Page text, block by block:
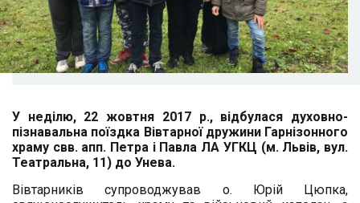
У неділю, 22 жовтня 2017 р., відбулася духовно-
пізнавальна поїздка Вівтарної дружини Гарнізонного
храму свв. апп. Петра і Павла ЛА УГКЦ (м. Львів, вул.
Театральна, 11) до Унева.
Вівтарників супроводжував о. Юрій Цюпка,